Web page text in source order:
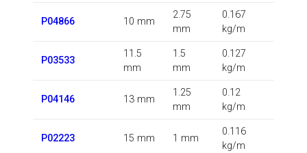
P04866 10 mm
2.75
mm
0.167
kg/m
P03533
11.5
mm
1.5
mm
0.127
kg/m
P04146 13 mm
1.25
mm
0.12
kg/m
P02223 15 mm 1 mm
0.116
kg/m